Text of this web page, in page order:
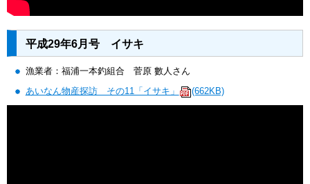
平成29年6月号 イサキ
漁業者：福浦一本釣組合 菅原 數人さん
あいなん物産探訪 その11「イサキ」
(662KB)